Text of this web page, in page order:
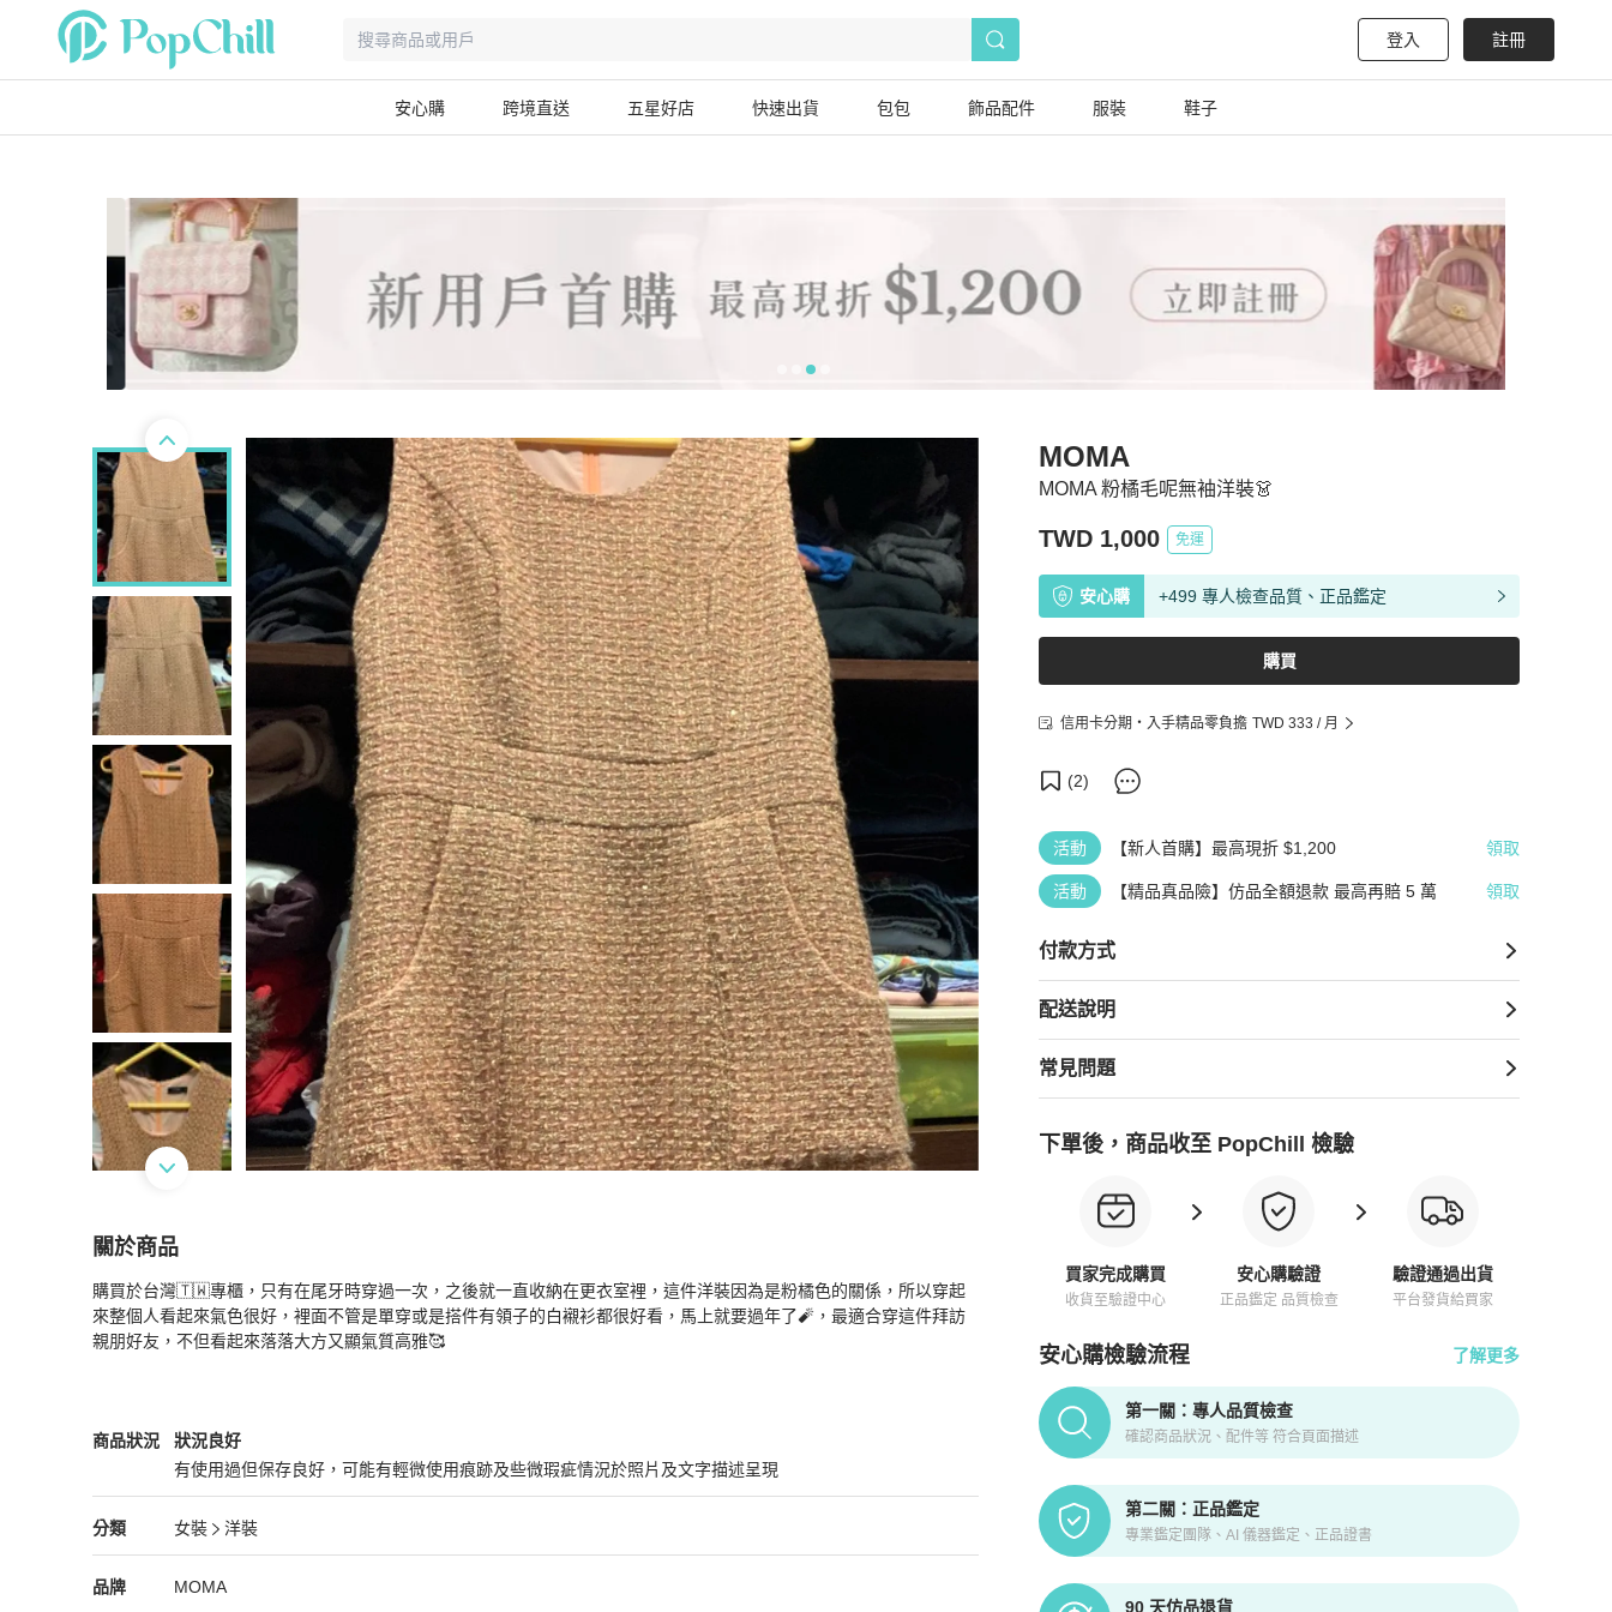
登入 註冊
安心購 跨境直送 五星好店 快速出貨 包包 飾品配件 服裝 鞋子
MOMA 粉橘毛呢無袖洋裝👗
MOMA
TWD 1,000 免運
安心購 +499 專人檢查品質、正品鑑定
購買
信用卡分期・入手精品零負擔 TWD 333 / 月
(2)
活動 【新人首購】最高現折 $1,200 領取
活動 【精品真品險】仿品全額退款 最高再賠 5 萬 領取
付款方式
配送說明
常見問題
下單後，商品收至 PopChill 檢驗
買家完成購買
收貨至驗證中心
安心購驗證
正品鑑定 品質檢查
驗證通過出貨
平台發貨給買家
安心購檢驗流程 了解更多
PopChill拍拍圈正品驗證、安心購檢驗流程介紹
第一關：專人品質檢查
確認商品狀況、配件等 符合頁面描述
第二關：正品鑑定
專業鑑定團隊、AI 儀器鑑定、正品證書
90 天仿品退貨
關於商品
關於MOMA 粉橘毛呢無袖洋裝👗商品詳情與購買須知
購買於台灣🇹🇼專櫃，只有在尾牙時穿過一次，之後就一直收納在更衣室裡，這件洋裝因為是粉橘色的關係，所以穿起
來整個人看起來氣色很好，裡面不管是單穿或是搭件有領子的白襯衫都很好看，馬上就要過年了🧨，最適合穿這件拜訪
親朋好友，不但看起來落落大方又顯氣質高雅🥰
商品狀況
女裝商品狀態與細節
狀況良好
有使用過但保存良好，可能有輕微使用痕跡及些微瑕疵情況於照片及文字描述呈現
狀況良好
分類
女裝分類資訊女裝
洋裝
女裝/洋裝推薦
品牌
精品女裝 品牌介紹
MOMA